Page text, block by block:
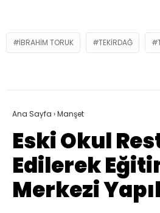
IBRAHIM TORUK TEKIRDAĞ
Ana Sayfa ›Manşet
Eski Okul
Edilerek
Merkezi